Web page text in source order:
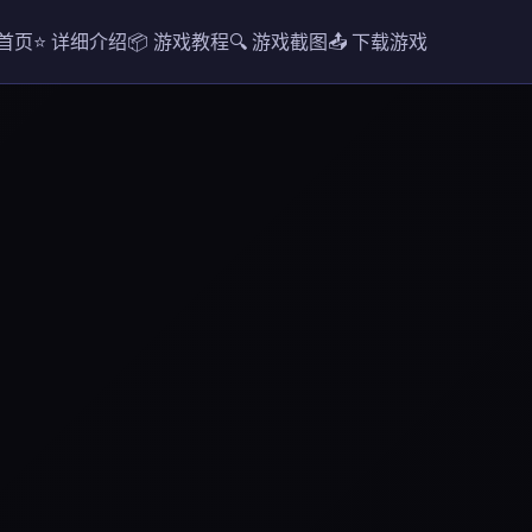
页⭐ 详细介绍📦 游戏教程🔍 游戏截图📤 下载游戏